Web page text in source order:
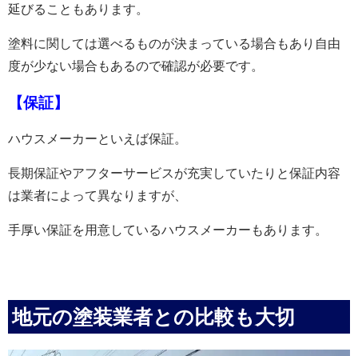
延びることもあります。
塗料に関しては選べるものが決まっている場合もあり自由
度が少ない場合もあるので確認が必要です。
【保証】
ハウスメーカーといえば保証。
長期保証やアフターサービスが充実していたりと保証内容
は業者によって異なりますが、
手厚い保証を用意しているハウスメーカーもあります。
地元の塗装業者との比較も大切